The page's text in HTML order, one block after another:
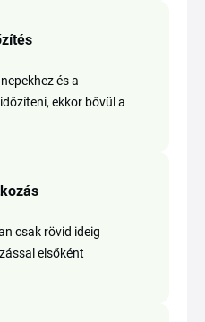
és a
ekkor bővül a
csak rövid ideig
elsőként